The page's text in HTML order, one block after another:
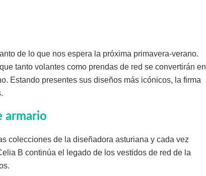
de lo que nos espera la próxima primavera-verano.
tanto volantes como prendas de red se convertirán en
Estando presentes sus diseños más icónicos, la firma
armario
colecciones de la diseñadora asturiana y cada vez
B continúa el legado de los vestidos de red de la